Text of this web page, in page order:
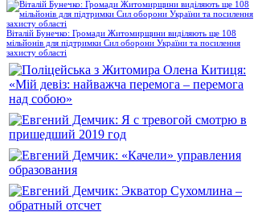
Віталій Бунечко: Громади Житомирщини виділяють ще 108
мільйонів для підтримки Сил оборони України та посилення
захисту області